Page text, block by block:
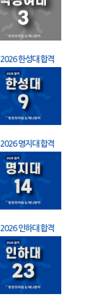
2026 한성대 합격
2026 명지대 합격
2026 인하대 합격